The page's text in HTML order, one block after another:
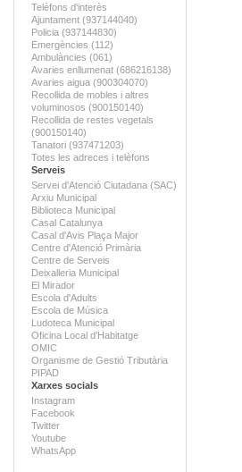
Telèfons d'interès
Ajuntament (937144040)
Policia (937144830)
Emergències (112)
Ambulàncies (061)
Avaries enllumenat (686216138)
Avaries aigua (900304070)
Recollida de mobles i altres
voluminosos (900150140)
Recollida de restes vegetals
(900150140)
Tanatori (937471203)
Totes les adreces i telèfons
Serveis
Servei d'Atenció Ciutadana (SAC)
Arxiu Municipal
Biblioteca Municipal
Casal Catalunya
Casal d'Avis Plaça Major
Centre d'Atenció Primària
Centre de Serveis
Deixalleria Municipal
El Mirador
Escola d'Adults
Escola de Música
Ludoteca Municipal
Oficina Local d'Habitatge
OMIC
Organisme de Gestió Tributària
PIPAD
Xarxes socials
Instagram
Facebook
Twitter
Youtube
WhatsApp